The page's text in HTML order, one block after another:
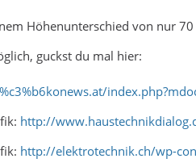
Höhenunterschied von nur
guckst du mal hier:
http://
http://elektrotechnik.ch/wp-